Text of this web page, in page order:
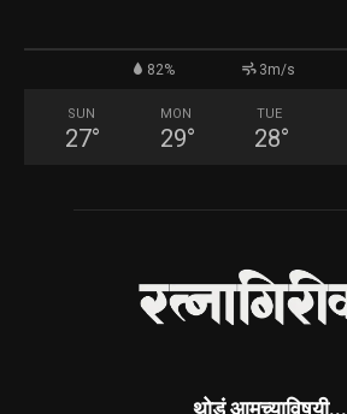
82% 3m/s
SUN
27°
MON
29°
TUE
28°
थोडं आमच्याविषयी...